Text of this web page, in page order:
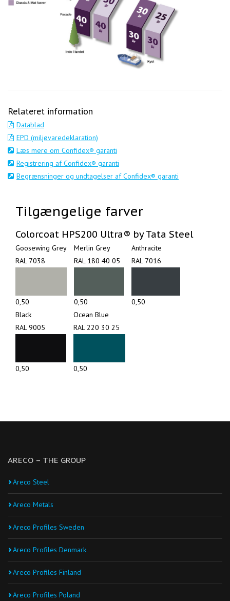
Relateret information
Datablad
EPD (miljøvaredeklaration)
Læs mere om Confidex® garanti
Registrering af Confidex® garanti
Begrænsninger og undtagelser af Confidex® garanti
Tilgængelige farver
Colorcoat HPS200 Ultra® by Tata Steel
Goosewing Grey‎
RAL 7038
0,50
Merlin Grey‎ ‎ ‎ ‎ ‎ ‎ ‎ ‎‎‎
RAL 180 40 05
0,50
Anthracite‎ ‎ ‎ ‎ ‎ ‎ ‎ ‎ ‎ ‎
RAL 7016
0,50
Black‎ ‎ ‎ ‎ ‎ ‎ ‎ ‎ ‎ ‎ ‎ ‎ ‎ ‎ ‎‎ ‎ ‎ ‎
RAL 9005
0,50
Ocean Blue‎ ‎ ‎ ‎ ‎ ‎ ‎ ‎ ‎
RAL 220 30 25
0,50
ARECO – THE GROUP
Areco Steel
Areco Metals
Areco Profiles Sweden
Areco Profiles Denmark
Areco Profiles Finland
Areco Profiles Poland